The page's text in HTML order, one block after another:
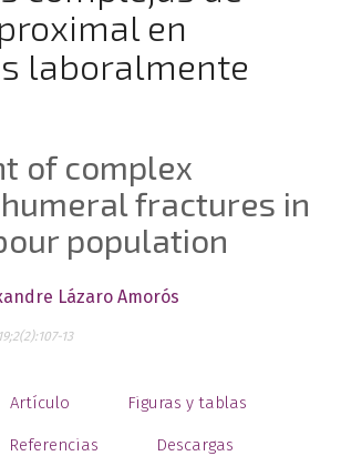
en
laboralmente
of complex
fractures in
population
Lázaro Amorós
13
Artículo Figuras y tablas
Referencias Descargas